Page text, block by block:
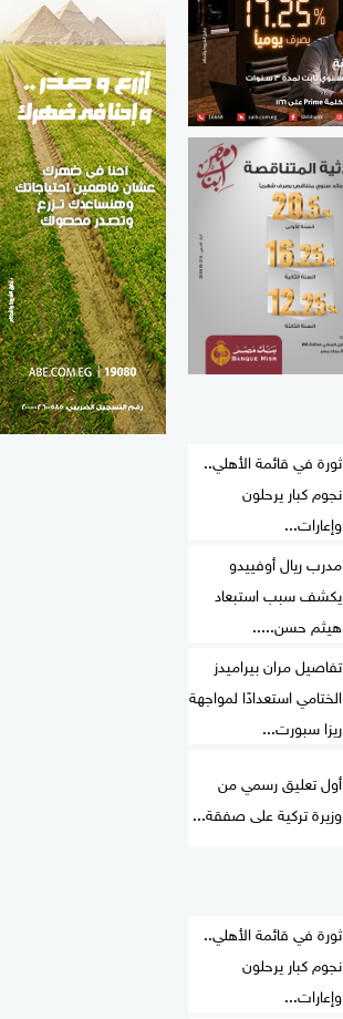
مواهب مصر
ثورة في قائمة الأهلي..
نجوم كبار يرحلون
وإعارات...
مدرب ريال أوفييدو
يكشف سبب استبعاد
هيثم حسن.....
تفاصيل مران بيراميدز
الختامي استعدادًا لمواجهة
ريزا سبورت...
أول تعليق رسمي من
وزيرة تركية على صفقة...
ثورة في قائمة الأهلي..
نجوم كبار يرحلون
وإعارات...